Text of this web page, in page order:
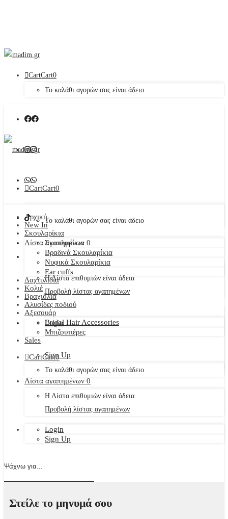
CartCart0
Το καλάθι αγορών σας είναι άδειο
CartCart0
Το καλάθι αγορών σας είναι άδειο
Λίστα αγαπημένων 0
Η Λίστα επιθυμιών είναι άδεια
Προβολή λίστας αγαπημένων
Login
Sign Up
Αρχική
New In
Σκουλαρίκια
Σκουλαρίκια
Βραδινά Σκουλαρίκια
Νυφικά Σκουλαρίκια
Ear cuffs
Δαχτυλίδια
Κολιέ
Βραχιόλια
Αλυσίδες ποδιού
Αξεσουάρ
Bridal Hair Accessories
Μπιζουτιέρες
Sales
CartCart0
Το καλάθι αγορών σας είναι άδειο
Λίστα αγαπημένων 0
Η Λίστα επιθυμιών είναι άδεια
Προβολή λίστας αγαπημένων
Login
Sign Up
Στείλε το μηνυμά σου